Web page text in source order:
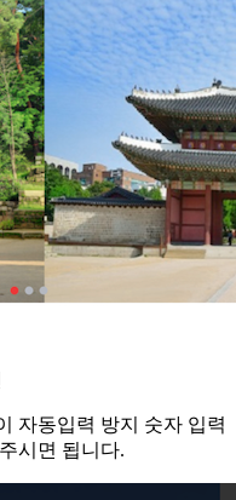
자동입력 방지 숫자 입력
시면 됩니다.